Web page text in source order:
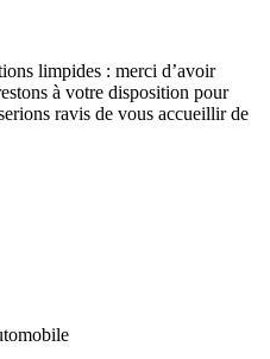
limpides : merci d’avoir
à votre disposition pour
ravis de vous accueillir de